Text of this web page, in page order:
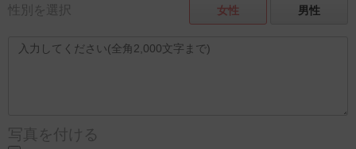
性別を選択 女性 男性
写真を付ける